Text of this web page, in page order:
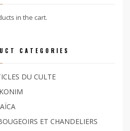
in the cart.
CATEGORIES
DU CULTE
ET CHANDELIERS